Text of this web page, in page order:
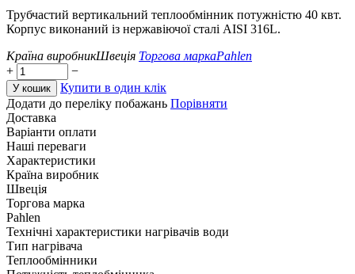
Трубчастий вертикальний теплообмінник потужністю 40 квт.
Корпус виконаний із нержавіючої сталі AISI 316L.
Країна виробникШвеція Торгова маркаPahlen
+
−
У кошик
Купити в один клік
Додати до переліку побажань Порівняти
Доставка
Варіанти оплати
Наші переваги
Характеристики
Країна виробник
Швеція
Торгова марка
Pahlen
Технічні характеристики нагрівачів води
Тип нагрівача
Теплообмінники